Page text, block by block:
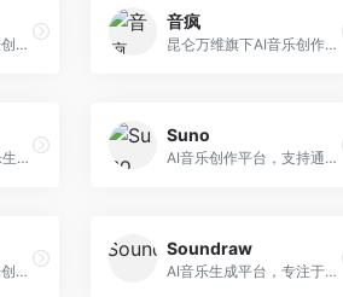
昆仑万维推出的AI音乐创作平台，基于天工大模型。面向音乐创作者，支持歌词生成、旋律创作、音乐编曲等服务，中文音乐创作能力强。
音疯
昆仑万维旗下AI音乐创作平台，专注于音乐内容生成。面向音乐爱好者和内容创作者，提供多种风格音乐生成，操作简便，创作速度快。
阿里推出的多模态音乐生成平台，整合音频与文本理解能力。面向内容创作者，支持歌词生成、旋律创作、音乐编辑等服务，与阿里生态深度整合。
Suno
AI音乐创作平台，支持通过文字描述生成完整歌曲，包含歌词、旋律和人声。面向音乐爱好者、内容创作者和独立音乐人，操作门槛低，创作速度快，支持多种音乐风格，为音乐创作带来全新可能。
字节跳动推出的AI音乐创作平台，支持多风格音乐生成。面向内容创作者和音乐爱好者，提供歌词创作、旋律生成、编曲制作等服务，创作效率高，适合短视频配乐。
Soundraw
AI音乐生成平台，专注于免版税音乐创作。面向视频创作者和内容制作者，提供背景音乐生成、音乐定制等服务，音乐版权清晰，适合视频配乐场景。